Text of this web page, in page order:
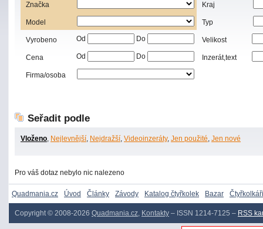
Značka
Model
Vyrobeno Od Do
Cena Od Do
Firma/osoba
Kraj
Typ
Velikost
Inzerát,text
Seřadit podle
Vloženo, Nejlevnější, Nejdražší, Videoinzeráty, Jen použité, Jen nové
Pro váš dotaz nebylo nic nalezeno
Quadmania.cz Úvod Články Závody Katalog čtyřkolek Bazar Čtyřkolkáři
Copyright © 2008-2026 Quadmania.cz, Kontakty – ISSN 1214-7125 – RSS